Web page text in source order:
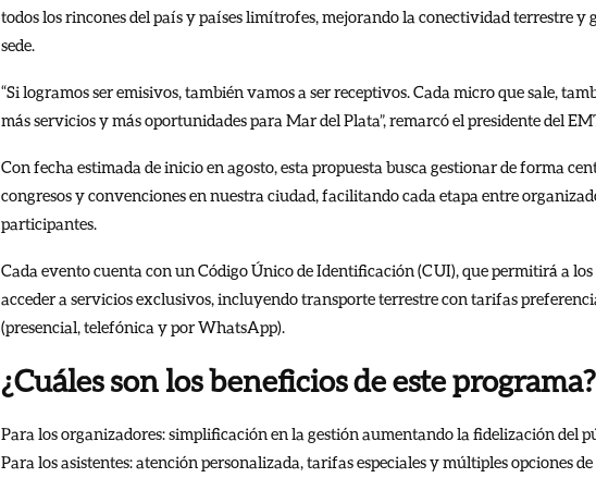
todos los rincones del país y países limítrofes, mejorando la conectividad terrestre y
sede.
“Si logramos ser emisivos, también vamos a ser receptivos. Cada micro que sale,
más servicios y más oportunidades para Mar del Plata”, remarcó el presidente del
Con fecha estimada de inicio en agosto, esta propuesta busca gestionar de forma
congresos y convenciones en nuestra ciudad, facilitando cada etapa entre
participantes.
Cada evento cuenta con un Código Único de Identificación (CUI), que permitirá a
acceder a servicios exclusivos, incluyendo transporte terrestre con tarifas
(presencial, telefónica y por WhatsApp).
¿Cuáles son los beneficios de este programa?
Para los organizadores: simplificación en la gestión aumentando la fidelización del
Para los asistentes: atención personalizada, tarifas especiales y múltiples opciones